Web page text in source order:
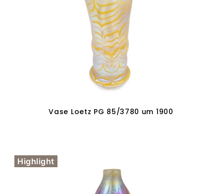
Vase Loetz PG 85/3780 um 1900
Highlight